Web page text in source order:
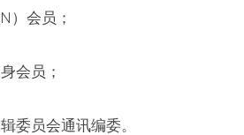
）会员；
会员；
委员会通讯编委。